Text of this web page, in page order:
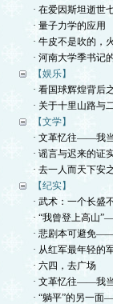
· 在爱因斯坦逝世
· 量子力学的应用
· 牛皮不是吹的，
· 河南大学季书记
【娱乐】
· 看国球辉煌背后
· 关于十里山路与
【文学】
· 文革忆往——我
· 谣言与迟来的证
· 去一人而天下安
【纪实】
· 武术：一个长盛
· “我曾登上高山
· 悲剧本可避免
· 从红军最年轻的
· 六四，去广场
· 文革忆往——我
· “躺平”的另一面